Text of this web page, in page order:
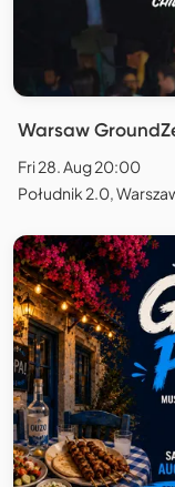
Warsaw
Fri 28. Aug 20:00
Południk 2.0,